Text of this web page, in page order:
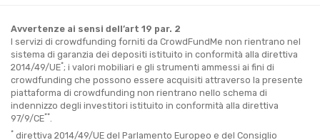
Avvertenze ai sensi dell’art 19 par. 2
I servizi di crowdfunding forniti da CrowdFundMe non rientrano nel
sistema di garanzia dei depositi istituito in conformità alla direttiva
2014/49/UE*; i valori mobiliari e gli strumenti ammessi ai fini di
crowdfunding che possono essere acquisiti attraverso la presente
piattaforma di crowdfunding non rientrano nello schema di
indennizzo degli investitori istituito in conformità alla direttiva
97/9/CE**
* direttiva 2014/49/UE del Parlamento Europeo e del Consiglio